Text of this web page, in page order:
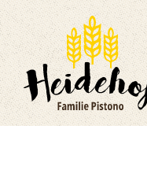
Zum
Inhalt
springen